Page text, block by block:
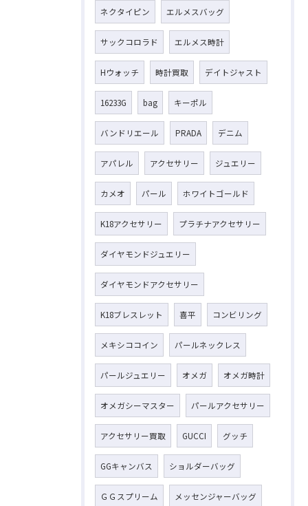
ネクタイピン エルメスバッグ
サックコロラド エルメス時計
Hウォッチ 時計買取 デイトジャスト
16233G bag キーポル
バンドリエール PRADA デニム
アパレル アクセサリー ジュエリー
カメオ パール ホワイトゴールド
K18アクセサリー プラチナアクセサリー
ダイヤモンドジュエリー
ダイヤモンドアクセサリー
K18ブレスレット 喜平 コンビリング
メキシココイン パールネックレス
パールジュエリー オメガ オメガ時計
オメガシーマスター パールアクセサリー
アクセサリー買取 GUCCI グッチ
GGキャンバス ショルダーバッグ
ＧＧスプリーム メッセンジャーバッグ